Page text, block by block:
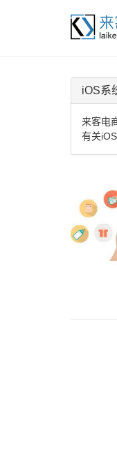
iOS系
来客电
有关